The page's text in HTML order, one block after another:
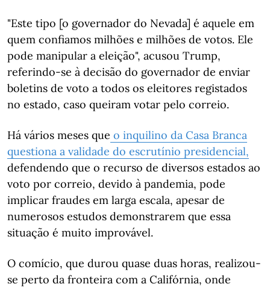
"Este tipo [o governador do Nevada] é aquele em
quem confiamos milhões e milhões de votos. Ele
pode manipular a eleição", acusou Trump,
referindo-se à decisão do governador de enviar
boletins de voto a todos os eleitores registados
no estado, caso queiram votar pelo correio.
Há vários meses que o inquilino da Casa Branca
questiona a validade do escrutínio presidencial,
defendendo que o recurso de diversos estados ao
voto por correio, devido à pandemia, pode
implicar fraudes em larga escala, apesar de
numerosos estudos demonstrarem que essa
situação é muito improvável.
O comício, que durou quase duas horas, realizou-
se perto da fronteira com a Califórnia, onde